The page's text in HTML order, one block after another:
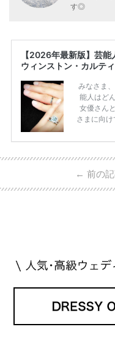
す◎
【2026年最新版】芸
ウィンストン・カルテ
みなさま
能人はど
女優さん
さまに向
ーウィン
日本で人
・愛用し
← 前の